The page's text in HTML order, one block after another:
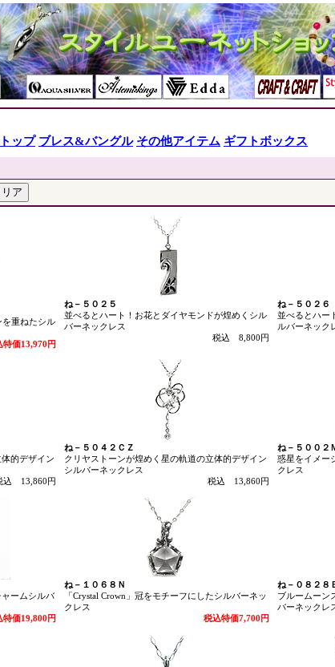
ップ ブレス&バングル その他アイテム ギフトボックス
を重ねたシル
特価13,970円
ね－５０２５
並べるとハート！お花とダイヤモンドが煌めくシル
バーネックレス
税込 8,800円
ね－５０２６
並べるとハー
ルバーネック
的デザイン
込 13,860円
ね－５０４２ＣＺ
クリヤストーンが煌めく星の軌道の立体的デザイン
シルバーネックレス
税込 13,860円
ね－５００２
惑星をイメー
クレス
ームシルバ
特価19,800円
ね－１０６８Ｎ
「Crystal Crown」冠をモチーフにしたシルバーネッ
クレス
税込特価7,700円
ね－０８２８
ブルームーン
バーネックレ